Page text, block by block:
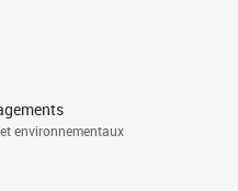
environnementaux